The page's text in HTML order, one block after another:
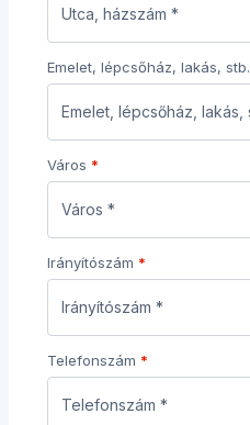
Emelet, lépcsőház, lakás, stb.
Város *
Irányítószám *
Telefonszám *